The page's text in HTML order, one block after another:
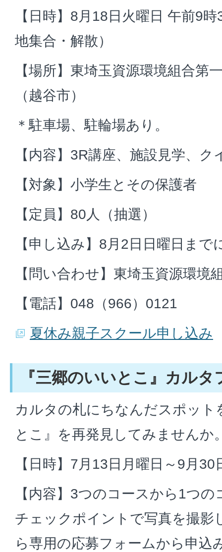
【日時】8月18日火曜日 午前9
地集合・解散）
【場所】東埼玉資源環境組合第
（越谷市）
＊駐車場、駐輪場あり。
【内容】3R講座、施設見学、ク
【対象】小学生とその保護者
【定員】80人（抽選）
【申し込み】8月2日日曜日ま
【問い合わせ】東埼玉資源環境
【電話】048（966）0121
夏休み親子スクール申し込み
『三郷のいいとこ』カル
カルタの札にちなんだスポット
とこ』を再発見してみませんか
【日時】7月13日月曜日～9月30
【内容】3つのコースから1つ
チェックポイントで写真を撮影
ら専用の応募フォームから申込